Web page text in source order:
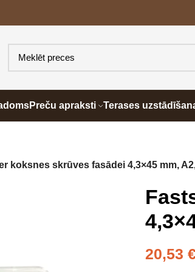
Preču apraksti Terases
koksnes skrūves fasādei 4,3×45 mm,
20,53